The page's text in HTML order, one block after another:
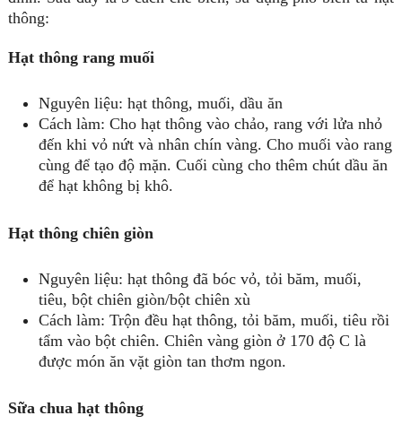
thông:
Hạt thông rang muối
Nguyên liệu: hạt thông, muối, dầu ăn
Cách làm: Cho hạt thông vào chảo, rang với lửa nhỏ
đến khi vỏ nứt và nhân chín vàng. Cho muối vào rang
cùng để tạo độ mặn. Cuối cùng cho thêm chút dầu ăn
để hạt không bị khô.
Hạt thông chiên giòn
Nguyên liệu: hạt thông đã bóc vỏ, tỏi băm, muối,
tiêu, bột chiên giòn/bột chiên xù
Cách làm: Trộn đều hạt thông, tỏi băm, muối, tiêu rồi
tẩm vào bột chiên. Chiên vàng giòn ở 170 độ C là
được món ăn vặt giòn tan thơm ngon.
Sữa chua hạt thông